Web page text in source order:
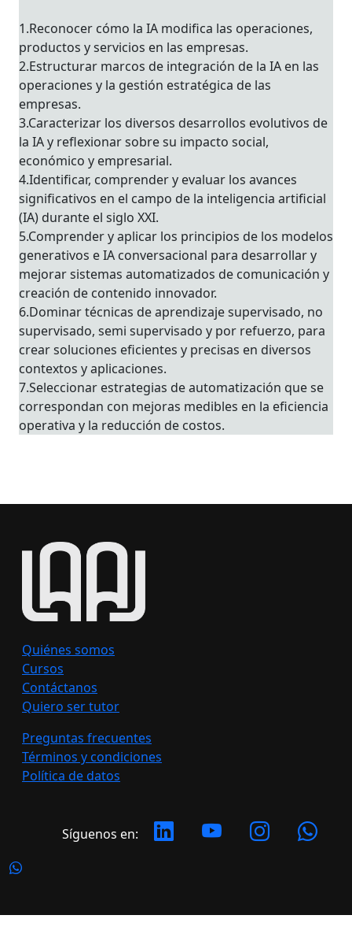
1.Reconocer cómo la IA modifica las operaciones,
productos y servicios en las empresas.
2.Estructurar marcos de integración de la IA en las
operaciones y la gestión estratégica de las
empresas.
3.Caracterizar los diversos desarrollos evolutivos de
la IA y reflexionar sobre su impacto social,
económico y empresarial.
4.Identificar, comprender y evaluar los avances
significativos en el campo de la inteligencia artificial
(IA) durante el siglo XXI.
5.Comprender y aplicar los principios de los modelos
generativos e IA conversacional para desarrollar y
mejorar sistemas automatizados de comunicación y
creación de contenido innovador.
6.Dominar técnicas de aprendizaje supervisado, no
supervisado, semi supervisado y por refuerzo, para
crear soluciones eficientes y precisas en diversos
contextos y aplicaciones.
7.Seleccionar estrategias de automatización que se
correspondan con mejoras medibles en la eficiencia
operativa y la reducción de costos.
Quiénes somos
Cursos
Contáctanos
Quiero ser tutor
Preguntas frecuentes
Términos y condiciones
Política de datos
Síguenos en: